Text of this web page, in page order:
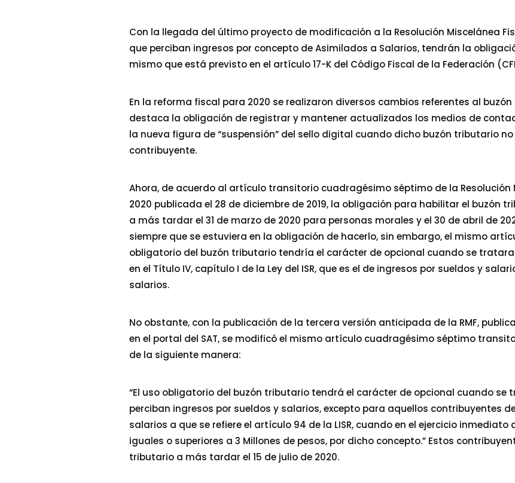
Con la llegada del último proyecto de modificación a la Resolución Miscelánea
que perciban ingresos por concepto de Asimilados a Salarios, tendrán la
mismo que está previsto en el artículo 17-K del Código Fiscal de la Federación
En la reforma fiscal para 2020 se realizaron diversos cambios referentes al
destaca la obligación de registrar y mantener actualizados los medios de
la nueva figura de “suspensión” del sello digital cuando dicho buzón tributario
contribuyente.
Ahora, de acuerdo al artículo transitorio cuadragésimo séptimo de la Resolución
2020 publicada el 28 de diciembre de 2019, la obligación para habilitar el buzón
a más tardar el 31 de marzo de 2020 para personas morales y el 30 de abril de
siempre que se estuviera en la obligación de hacerlo, sin embargo, el mismo
obligatorio del buzón tributario tendría el carácter de opcional cuando se
en el Título IV, capítulo I de la Ley del ISR, que es el de ingresos por sueldos y
salarios.
No obstante, con la publicación de la tercera versión anticipada de la RMF,
en el portal del SAT, se modificó el mismo artículo cuadragésimo séptimo
de la siguiente manera:
“El uso obligatorio del buzón tributario tendrá el carácter de opcional cuando se
perciban ingresos por sueldos y salarios, excepto para aquellos contribuyentes
salarios a que se refiere el artículo 94 de la LISR, cuando en el ejercicio
iguales o superiores a 3 Millones de pesos, por dicho concepto.” Estos
tributario a más tardar el 15 de julio de 2020.